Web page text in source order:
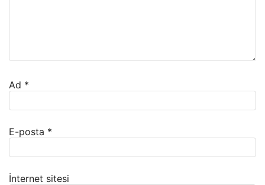
Ad *
E-posta *
İnternet sitesi